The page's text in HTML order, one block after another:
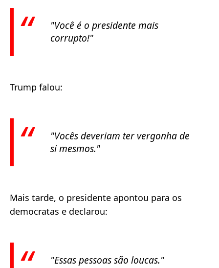
"Você é o presidente mais
corrupto!"
Trump falou:
"Vocês deveriam ter vergonha de
si mesmos."
Mais tarde, o presidente apontou para os
democratas e declarou:
"Essas pessoas são loucas."